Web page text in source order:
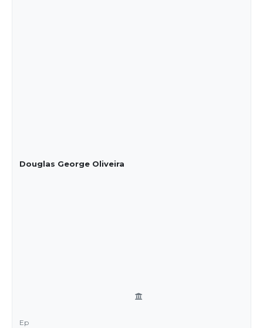
Douglas George Oliveira
Ep